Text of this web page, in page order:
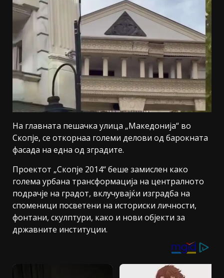
На главната пешачка улица „Македонија“ во
Скопје, се откорнаа големи делови од барокната
фасада на една од зградите.
Проектот „Скопје 2014“ беше замислен како
голема урбана трансформација на централното
подрачје на градот, вклучувајќи изградба на
споменици посветени на историски личности,
фонтани, скулптури, како и нови објекти за
државните институции.